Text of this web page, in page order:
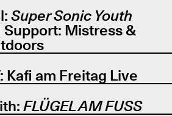
Super Sonic Youth
Mistress &
Kafi am Freitag Live
FLÜGEL AM FUSS